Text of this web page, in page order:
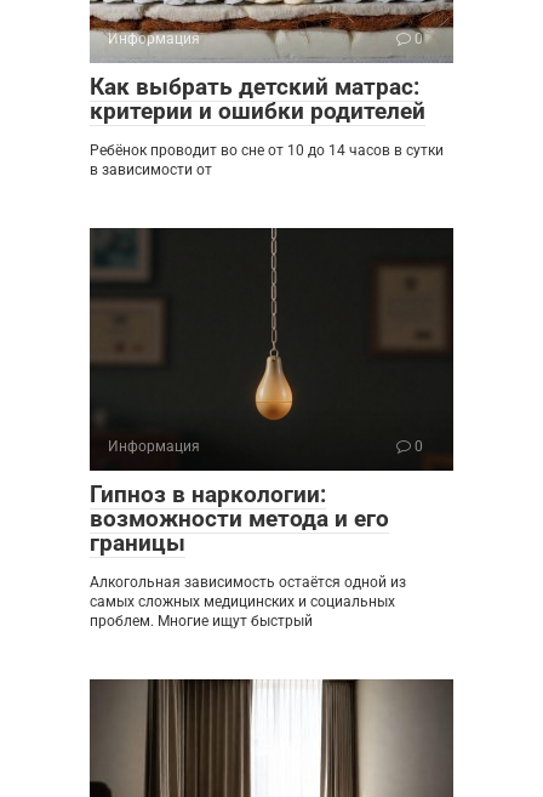
Информация 0
Как выбрать детский матрас:
критерии и ошибки родителей
Ребёнок проводит во сне от 10 до 14 часов в сутки
в зависимости от
Информация 0
Гипноз в наркологии:
возможности метода и его
границы
Алкогольная зависимость остаётся одной из
самых сложных медицинских и социальных
проблем. Многие ищут быстрый